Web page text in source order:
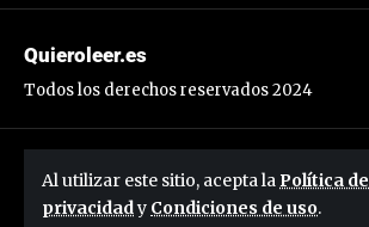
Al utilizar este sitio, acepta la Política de
privacidady Condiciones de uso.
Síguenos:
Quieroleer.es
Todos los derechos reservados 2024